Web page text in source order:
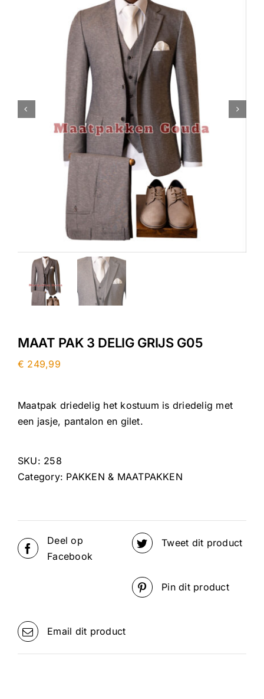
 
MAAT PAK 3 DELIG GRIJS G05
€ 249,99
Maatpak driedelig het kostuum is driedelig met
een jasje, pantalon en gilet.
SKU: 258
Category: PAKKEN & MAATPAKKEN
Deel op
Facebook
Tweet dit product
Pin dit product
Email dit product